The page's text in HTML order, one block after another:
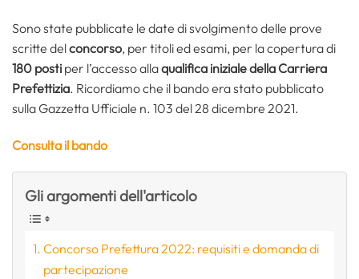
Sono state pubblicate le date di svolgimento delle prove
scritte delconcorso, per titoli ed esami, per la copertura di
180 posti per l’accesso allaqualifica iniziale della Carriera
Prefettizia. Ricordiamo che il bando era stato pubblicato
sulla Gazzetta Ufficiale n. 103 del 28 dicembre 2021.
Consulta il bando
Gli argomenti dell'articolo
Concorso Prefettura 2022: requisiti e domanda di
partecipazione